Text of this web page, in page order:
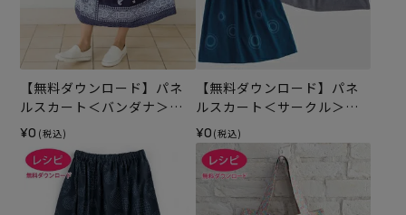
【無料ダウンロード】パネ
ルスカート＜バンダナ＞
（レシピ）
¥0 (税込)
【無料ダウンロード】パネ
ルスカート＜サークル＞
（レシピ）
¥0 (税込)